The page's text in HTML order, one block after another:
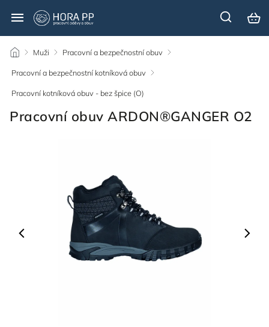
/ Muži / Pracovní a bezpečnostní obuv /
Pracovní a bezpečnostní kotníková obuv /
Pracovní kotníková obuv - bez špice (O)
Pracovní obuv ARDON®GANGER O2